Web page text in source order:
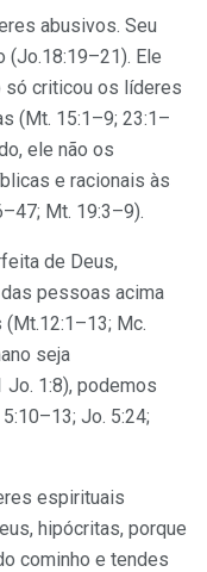
abusivos. Seu
(Jo.18:19–21). Ele
só criticou os líderes
(Mt. 15:1–9; 23:1–
ele não os
e racionais às
Mt. 19:3–9).
de Deus,
pessoas acima
Mc.
seja
1:8), podemos
Jo. 5:24;
espirituais
hipócritas, porque
cominho e tendes